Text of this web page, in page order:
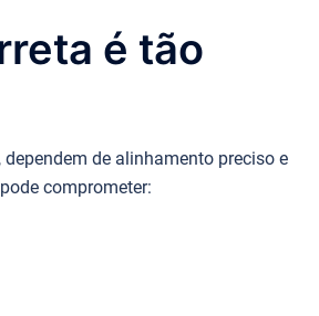
é tão
de alinhamento preciso e
comprometer: